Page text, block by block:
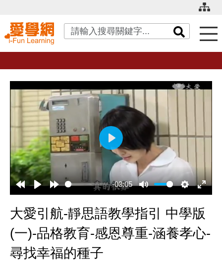
關鍵字搜尋
-03:05
播
放
大愛引航-靜思語教學指引 中學版
(一)-品格教育-感恩尊重-涵養孝心-
尋找幸福的種子